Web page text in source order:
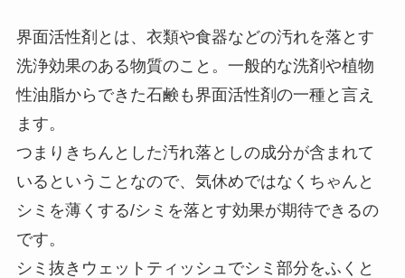
界面活性剤とは、衣類や食器などの汚れを落とす
洗浄効果のある物質のこと。一般的な洗剤や植物
性油脂からできた石鹸も界面活性剤の一種と言え
ます。
つまりきちんとした汚れ落としの成分が含まれて
いるということなので、気休めではなくちゃんと
シミを薄くする/シミを落とす効果が期待できるの
です。
シミ抜きウェットティッシュでシミ部分をふくと